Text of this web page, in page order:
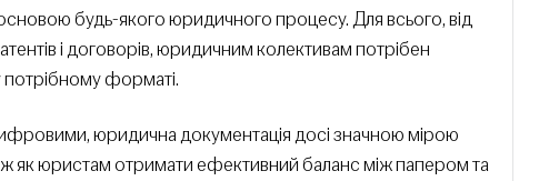
будь-якого юридичного процесу. Для всього, від
і договорів, юридичним колективам потрібен
потрібному форматі.
юридична документація досі значною мірою
як юристам отримати ефективний баланс між папером та